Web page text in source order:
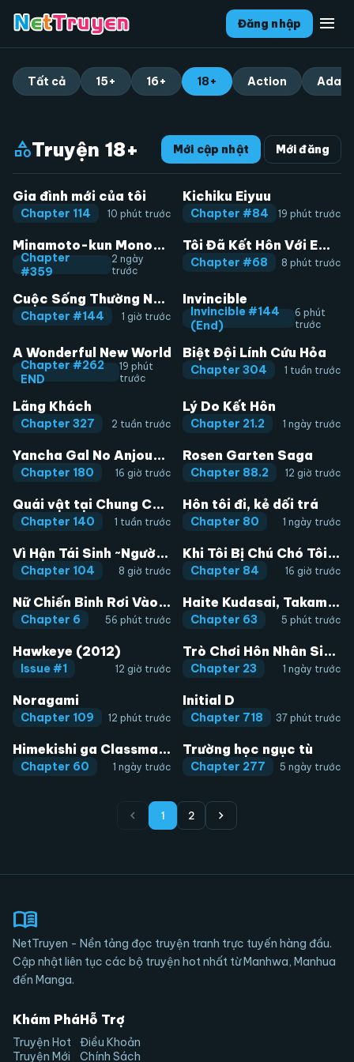
Đăng nhập menu
Tất cả 15+ 16+ 18+ Action
categoryTruyện 18+ Mới cập nhật Mới đăng
Gia đình mới của tôi
Chapter 114 10 phút trước
Kichiku Eiyuu
Chapter #84 19 phút trước
Minamoto-kun Monogatari
Chapter
#359
2 ngày
trước
Tôi Đã Kết Hôn Với Em Gái Của Vợ
Chapter #68 8 phút trước
Cuộc Sống Thường Ngày Của Kẻ Biến Thái
Chapter #144 1 giờ trước
Invincible
Invincible #144
(End)
6 phút
trước
A Wonderful New World
Chapter #262
END
19 phút
trước
Biệt Đội Lính Cứu Hỏa
Chapter 304 1 tuần trước
Lãng Khách
Chapter 327 2 tuần trước
Lý Do Kết Hôn
Chapter 21.2 1 ngày trước
Yancha Gal No Anjou-San
Chapter 180 16 giờ trước
Rosen Garten Saga
Chapter 88.2 12 giờ trước
Quái vật tại Chung Cư Xanh
Chapter 140 1 tuần trước
Hôn tôi đi, kẻ dối trá
Chapter 80 1 ngày trước
Vì Hận Tái Sinh ~Người phụ nữ vì phục thù mà từ bỏ gương mặt của mình~
Chapter 104 8 giờ trước
Khi Tôi Bị Chú Chó Tôi Bỏ Rơi Cắn
Chapter 84 16 giờ trước
Nữ Chiến Binh Rơi Vào Vương Quốc Goblin
Chapter 6 56 phút trước
Haite Kudasai, Takamine San
Chapter 63 5 phút trước
Hawkeye (2012)
Issue #1 12 giờ trước
Trò Chơi Hôn Nhân Sinh Tồn
Chapter 23 1 ngày trước
Noragami
Chapter 109 12 phút trước
Initial D
Chapter 718 37 phút trước
Himekishi ga Classmate!
Chapter 60 1 ngày trước
Trường học ngục tù
Chapter 277 5 ngày trước
chevron_left 1 2 chevron_right
menu_book
NetTruyen - Nền tảng đọc truyện tranh trực tuyến hàng đầu.
Cập nhật liên tục các bộ truyện hot nhất từ Manhwa, Manhua
đến Manga.
Khám Phá
Truyện Hot
Truyện Mới
Hỗ Trợ
Điều Khoản
Chính Sách